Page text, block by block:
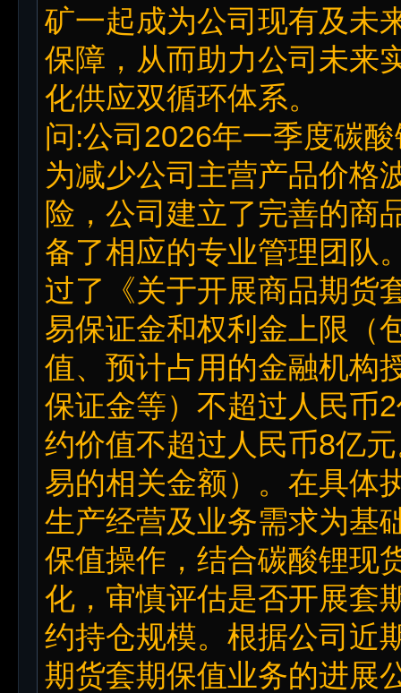
矿一起成为公司现有及未
保障，从而助力公司未来
化供应双循环体系。
问:公司2026年一季度碳
为减少公司主营产品价格
险，公司建立了完善的商
备了相应的专业管理团队
过了《关于开展商品期货
易保证金和权利金上限（
值、预计占用的金融机构
保证金等）不超过人民币
约价值不超过人民币8亿
易的相关金额）。在具体
生产经营及业务需求为基
保值操作，结合碳酸锂现
化，审慎评估是否开展套
约持仓规模。根据公司近
期货套期保值业务的进展